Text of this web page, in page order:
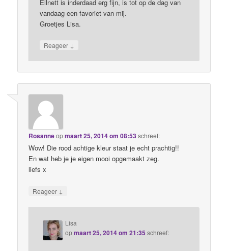
Ellnett is inderdaad erg fijn, is tot op de dag van
vandaag een favoriet van mij.
Groetjes Lisa.
Reageer ↓
Rosanneopmaart 25, 2014 om 08:53schreef:
Wow! Die rood achtige kleur staat je echt prachtig!!
En wat heb je je eigen mooi opgemaakt zeg.
liefs x
Reageer ↓
Lisa
opmaart 25, 2014 om 21:35 schreef: